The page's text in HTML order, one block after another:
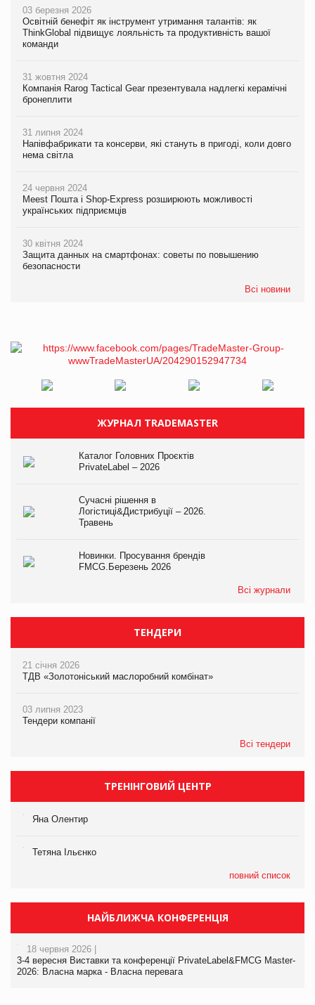
03 березня 2026
Освітній бенефіт як інструмент утримання талантів: як
ThinkGlobal підвищує лояльність та продуктивність вашої
команди
31 жовтня 2024
Компанія Rarog Tactical Gear презентувала надлегкі керамічні
бронеплити
31 липня 2024
Напівфабрикати та консерви, які стануть в пригоді, коли довго
нема світла
24 червня 2024
Meest Пошта і Shop-Express розширюють можливості
українських підприємців
30 квітня 2024
Защита данных на смартфонах: советы по повышению
безопасности
Всі новини
ЖУРНАЛ TRADEMASTER
Каталог Головних Проєктів
PrivateLabel – 2026
Сучасні рішення в
Логістиці&Дистрибуції – 2026.
Травень
Новинки. Просування брендів
FMCG.Березень 2026
Всі журнали
ТЕНДЕРИ
21 січня 2026
ТДВ «Золотоніський маслоробний комбінат»
03 липня 2023
Тендери компанії
Всі тендери
ТРЕНІНГОВИЙ ЦЕНТР
Яна Олентир
Тетяна Ільєнко
повний список
НАЙБЛИЖЧА КОНФЕРЕНЦІЯ
18 червня 2026 |
3-4 вересня Виставки та конференції PrivateLabel&FMCG Master-
2026: Власна марка - Власна перевага